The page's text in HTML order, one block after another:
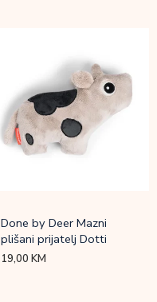
Done by Deer Mazni
plišani prijatelj Dotti
19,00KM